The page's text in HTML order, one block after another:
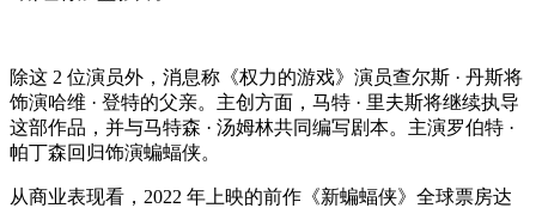
除这 2 位演员外，消息称《权力的游戏》演员查尔斯 · 丹斯将
饰演哈维 · 登特的父亲。主创方面，马特 · 里夫斯将继续执导
这部作品，并与马特森 · 汤姆林共同编写剧本。主演罗伯特 ·
帕丁森回归饰演蝙蝠侠。
从商业表现看，2022 年上映的前作《新蝙蝠侠》全球票房达